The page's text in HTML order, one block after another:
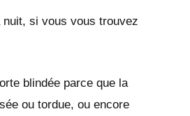
nuit, si vous vous trouvez
blindée parce que la
ou tordue, ou encore